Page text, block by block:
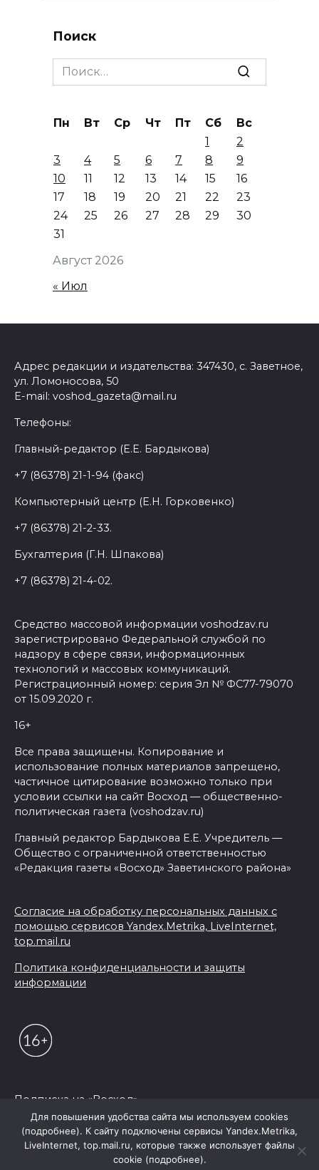
Поиск
Search
for:
Август 2026
Пн Вт Ср Чт Пт Сб
Вс
1
2
3
4 5 6 7 8
9
10
11 12 13 14 15
16
17
18 19 20 21 22
23
24
25 26 27 28 29
30
31
« Июл
Адрес редакции и издательства: 347430, с. Заветное,
ул. Ломоносова, 50
E-mail: voshod_gazeta@mail.ru
Телефоны:
Главный-редактор (Е.Е. Бардыкова)
+7 (86378) 21-1-94 (факс)
Компьютерный центр (Е.Н. Горковенко)
+7 (86378) 21-2-33.
Бухгалтерия (Г.Н. Шпакова)
+7 (86378) 21-4-02.
Средство массовой информации voshodzav.ru
зарегистрировано Федеральной службой по
надзору в сфере связи, информационных
технологий и массовых коммуникаций.
Регистрационный номер: серия Эл № ФС77-79070
от 15.09.2020 г.
16+
Все права защищены. Копирование и
использование полных материалов запрещено,
частичное цитирование возможно только при
условии ссылки на сайт Восход — общественно-
политическая газета (voshodzav.ru)
Главный редактор Бардыкова Е.Е. Учредитель —
Общество с ограниченной ответственностью
«Редакция газеты «Восход» Заветинского района»
Согласие на обработку персональных данных с
помощью сервисов Yandex.Metrika, LiveInternet,
top.mail.ru
Политика конфиденциальности и защиты
информации
Подписка на «Восход»
© 2026 Редакция "Восход"
Для повышения удобства сайта мы используем cookies
(подробнее). К сайту подключены сервисы Yandex.Metrika,
LiveInternet, top.mail.ru, которые также использует файлы
cookie (подробнее).